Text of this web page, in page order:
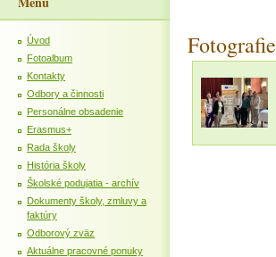
Fotografie
Úvod
Fotoalbum
Kontakty
Odbory a činnosti
Personálne obsadenie
Erasmus+
Rada školy
História školy
Školské podujatia - archív
Dokumenty školy, zmluvy a
faktúry
Odborový zväz
Aktuálne pracovné ponuky